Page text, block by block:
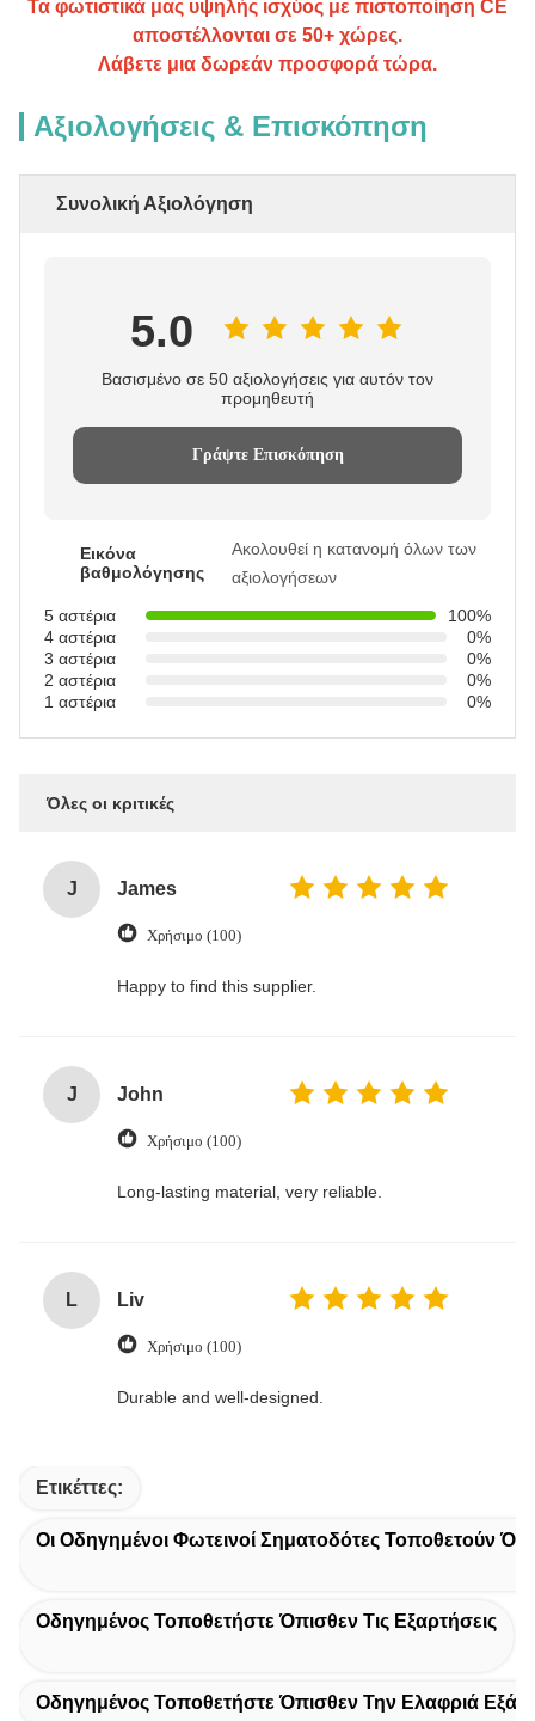
Τα φωτιστικά μας υψηλής ισχύος με πιστοποίηση CE
αποστέλλονται σε 50+ χώρες.
Λάβετε μια δωρεάν προσφορά τώρα.
Αξιολογήσεις & Επισκόπηση
Συνολική Αξιολόγηση
5.0
Βασισμένο σε 50 αξιολογήσεις για αυτόν τον
προμηθευτή
Γράψτε Επισκόπηση
Εικόνα
βαθμολόγησης
Ακολουθεί η κατανομή όλων των
αξιολογήσεων
5 αστέρια
100%
4 αστέρια
0%
3 αστέρια
0%
2 αστέρια
0%
1 αστέρια
0%
Όλες οι κριτικές
J James
Χρήσιμο (100)
Happy to find this supplier.
J John
Χρήσιμο (100)
Long-lasting material, very reliable.
L Liv
Χρήσιμο (100)
Durable and well-designed.
Ετικέττες:
Οι Οδηγημένοι Φωτεινοί Σηματοδότες Τοποθετούν
Οδηγημένος Τοποθετήστε Όπισθεν Τις Εξαρτήσεις
Οδηγημένος Τοποθετήστε Όπισθεν Την Ελαφριά